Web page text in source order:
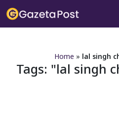
Home » lal singh
Tags: lal singh